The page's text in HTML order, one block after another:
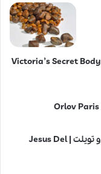
بادی اسپلش ویکتوریا سکرت جاسمین نویر | Victoria’s Secret Body
عطر ادکلن جسوس دل پوزو عربین نایتس ادو تویلت | Jesus Del